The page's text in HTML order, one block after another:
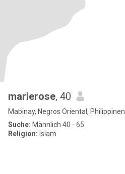
marierose, 40
Mabinay, Negros Oriental, Philippinen
Suche: Männlich 40 - 65
Religion: Islam